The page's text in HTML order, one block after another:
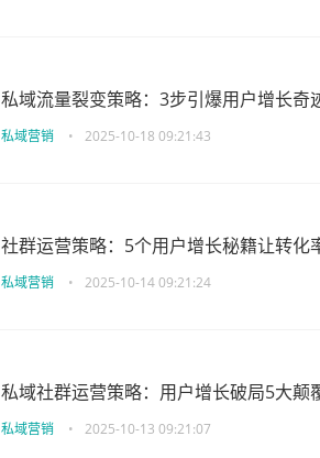
私域流量裂变策略：3步引爆用户增长奇
私域营销 • 2025-10-18 09:21:43
社群运营策略：5个用户增长秘籍让转化
私域营销 • 2025-10-14 09:21:24
私域社群运营策略：用户增长破局5大颠
私域营销 • 2025-10-13 09:21:07